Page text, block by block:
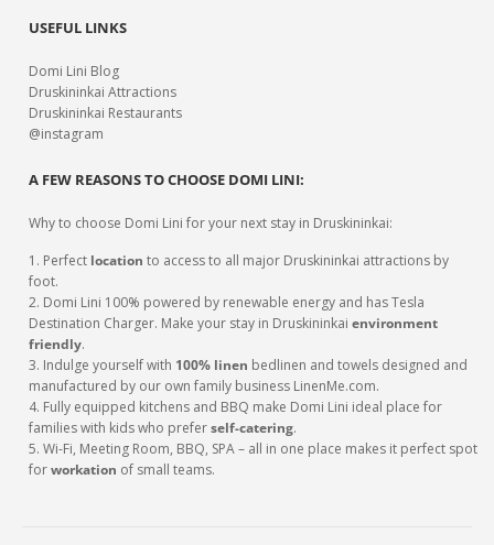
USEFUL LINKS
Domi Lini Blog
Druskininkai Attractions
Druskininkai Restaurants
@instagram
A FEW REASONS TO CHOOSE DOMI LINI:
Why to choose Domi Lini for your next stay in Druskininkai:
1. Perfect location to access to all major Druskininkai attractions by
foot.
2. Domi Lini 100% powered by renewable energy and has Tesla
Destination Charger. Make your stay in Druskininkaienvironment
friendly.
3. Indulge yourself with 100% linen bedlinen and towels designed and
manufactured by our own family business LinenMe.com.
4. Fully equipped kitchens and BBQ make Domi Lini ideal place for
families with kids who preferself-catering.
5. Wi-Fi, Meeting Room, BBQ, SPA – all in one place makes it perfect spot
forworkation of small teams.